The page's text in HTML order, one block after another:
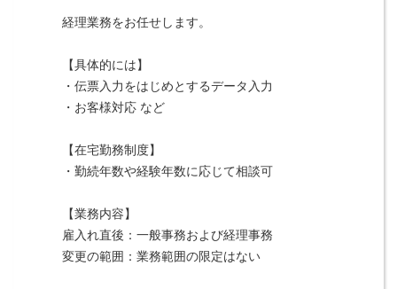
経理業務をお任せします。
【具体的には】
・伝票入力をはじめとするデータ入力
・お客様対応 など
【在宅勤務制度】
・勤続年数や経験年数に応じて相談可
【業務内容】
雇入れ直後：一般事務および経理事務
変更の範囲：業務範囲の限定はない